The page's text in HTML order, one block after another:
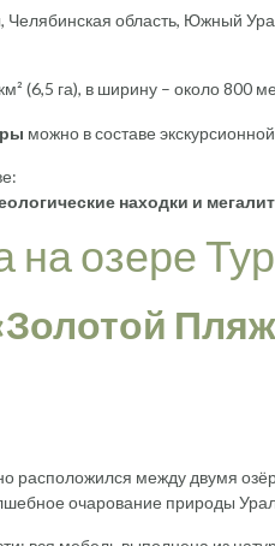
(6,5 га), в ширину – около 800
можно в составе
находки и
озере
расположился между двумя
очарование природы